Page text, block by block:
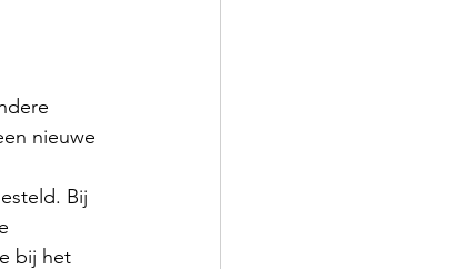
nieuwe
Bij
bij het